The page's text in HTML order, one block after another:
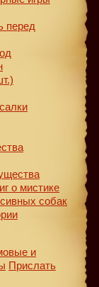
перед
о мистике
собак
и
Прислать